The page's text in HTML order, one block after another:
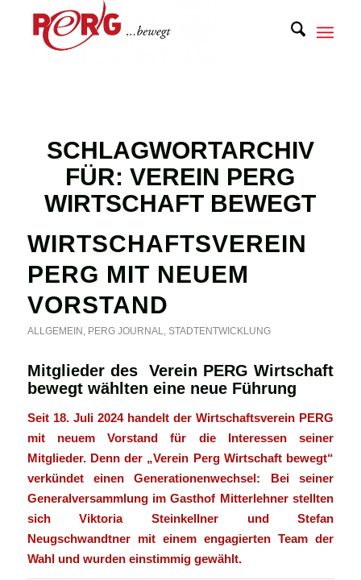
SCHLAGWORTARCHIV
FÜR:VEREIN PERG
WIRTSCHAFT BEWEGT
WIRTSCHAFTSVEREIN
PERG MIT NEUEM
VORSTAND
ALLGEMEIN , PERG JOURNAL, STADTENTWICKLUNG
Mitglieder des Verein PERG Wirtschaft
bewegt wählten eine neue Führung
Seit 18. Juli 2024 handelt der Wirtschaftsverein PERG
mit neuem Vorstand für die Interessen seiner
Mitglieder. Denn der „Verein Perg Wirtschaft bewegt“
verkündet einen Generationenwechsel: Bei seiner
Generalversammlung im Gasthof Mitterlehner stellten
sich Viktoria Steinkellner und Stefan
Neugschwandtner mit einem engagierten Team der
Wahl und wurden einstimmig gewählt.